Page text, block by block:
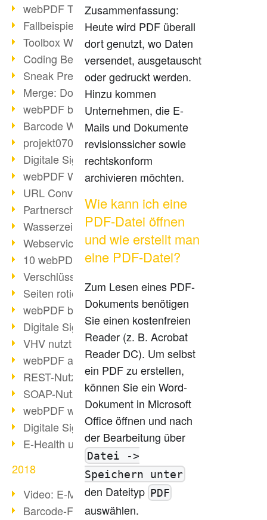
webPDF Toolbox Description
Fallbeispiel: Fusion von Archiven
Toolbox WebService Extraction
Coding Beispiel: Annotationen
Sneak Preview des webPDF Portals
Merge: Dokumente zusammenfügen
webPDF bei Infoniqa
Barcode Webservice
projekt0708 & webPDF
Digitale Signaturen - Teil 3
webPDF Webservices Signature
URL Converter mit wsclient
Partnerschaft mit d.vinci
Wasserzeichen per wsclient
Webservice via Ant-Task Bibliothek
10 webPDF Vorteile für Entwickler
Verschlüsselung mit wsclient
Seiten rotieren mit wsclient
webPDF bei Würth Finance
Digitale Signaturen - Teil 2
VHV nutzt webPDF Preview
webPDF als Docker-Container
REST-Nutzung mit webPDF wsclient
SOAP-Nutzung mit webPDF wsclient
webPDF wsclient für Java
Digitale Signaturen - Teil 1
E-Health und Digitalisierung
2018
Video: E-Mails in PDF konvertieren
Barcode-Formate im Überblick
Zusammenfassung:
Heute wird PDF überall
dort genutzt, wo Daten
versendet, ausgetauscht
oder gedruckt werden.
Hinzu kommen
Unternehmen, die E-
Mails und Dokumente
revisionssicher sowie
rechtskonform
archivieren möchten.
Wie kann ich eine
PDF-Datei öffnen
und wie erstellt man
eine PDF-Datei?
Zum Lesen eines PDF-
Dokuments benötigen
Sie einen kostenfreien
Reader (z. B. Acrobat
Reader DC). Um selbst
ein PDF zu erstellen,
können Sie ein Word-
Dokument in Microsoft
Office öffnen und nach
der Bearbeitung über
Datei ->
Speichern unter
den Dateityp PDF
auswählen.